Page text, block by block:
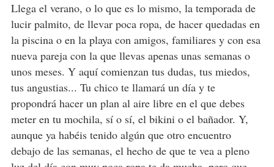
Llega el verano, o lo que es lo mismo, la temporada de
lucir palmito, de llevar poca ropa, de hacer quedadas en
la piscina o en la playa con amigos, familiares y con esa
nueva pareja con la que llevas apenas unas semanas o
unos meses. Y aquí comienzan tus dudas, tus miedos,
tus angustias... Tu chico te llamará un día y te
propondrá hacer un plan al aire libre en el que debes
meter en tu mochila, sí o sí, el bikini o el bañador. Y,
aunque ya habéis tenido algún que otro encuentro
debajo de las semanas, el hecho de que te vea a pleno